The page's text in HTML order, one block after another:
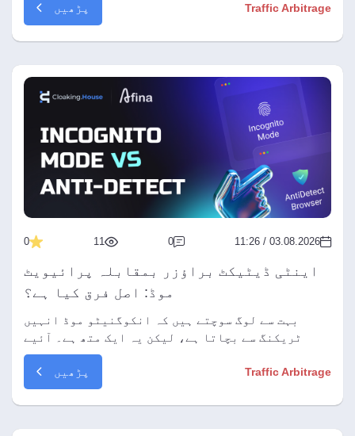
آربٹراج کو جیو بلاکس سے بچاتے ہیں۔ جانیں کہ
پراکسی کا انتخاب کیسے کریں اور اعلیٰ ROI کے لیے
Cloaking.House کے ساتھ 1024Proxy کا امتزاج کیسے
Traffic Arbitrage پڑھیں
03.08.2026 / 11:26
0
11
0
اینٹی ڈیٹیکٹ براؤزر بمقابلہ پرائیویٹ
موڈ: اصل فرق کیا ہے؟
بہت سے لوگ سوچتے ہیں کہ انکوگنیٹو موڈ انہیں
ٹریکنگ سے بچاتا ہے، لیکن یہ ایک متھ ہے۔ آئیے
دریافت کریں کہ پرائیویٹ موڈ اور اینٹی ڈیٹیکٹ
براؤزرز تکنیکی سطح پر کیسے مختلف کام کرتے ہیں۔
Traffic Arbitrage پڑھیں